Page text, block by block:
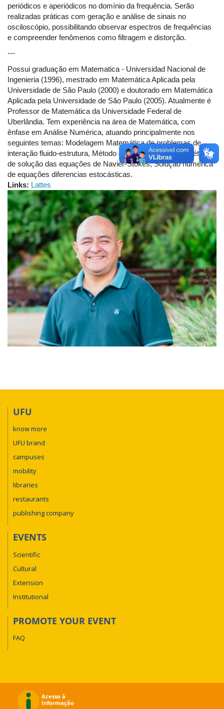
periódicos e aperiódicos no domínio da frequência. Serão
realizadas práticas com geração e análise de sinais no
osciloscópio, possibilitando observar espectros de frequências
e compreender fenômenos como filtragem e distorção.
---
Possui graduação em Matematica - Universidad Nacional de
Ingenieria (1996), mestrado em Matemática Aplicada pela
Universidade de São Paulo (2000) e doutorado em Matemática
Aplicada pela Universidade de São Paulo (2005). Atualmente é
Professor de Matemática da Universidade Federal de
Uberlândia. Tem experiência na área de Matemática, com
ênfase em Análise Numérica, atuando principalmente nos
seguintes temas: Modelagem Matemática de problemas de
interação fluido-estrutura, Método da Fronteira Imersa, métodos
de solução das equações de Navier-Stokes, Solução numérica
de equações diferencias estocásticas.
Links: Lattes
UFU
know more
UFU brand
campuses
mobility
libraries
restaurants
publishing company
EVENTS
Scientific
Cultural
Extension
Institutional
PROMOTE YOUR EVENT
FAQ